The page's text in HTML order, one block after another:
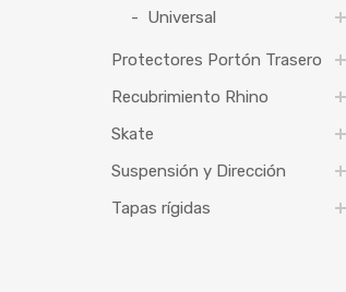
Universal
Protectores Portón Trasero
Recubrimiento Rhino
Skate
Suspensión y Dirección
Tapas rígidas